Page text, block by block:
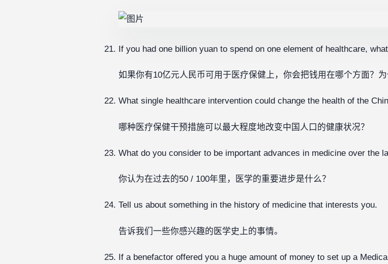
If you had one billion yuan to spend on one element of healthcare,
如果你有10亿元人民币可用于医疗保健上，你会把钱用在哪个方面？为
What single healthcare intervention could change the health of the
哪种医疗保健干预措施可以最大程度地改变中国人口的健康状况？
What do you consider to be important advances in medicine over the
你认为在过去的50 / 100年里，医学的重要进步是什么？
Tell us about something in the history of medicine that interests you.
告诉我们一些你感兴趣的医学史上的事情。
If a benefactor offered you a huge amount of money to set up a